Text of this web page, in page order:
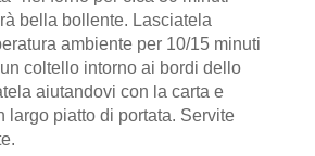
bella bollente. Lasciatela
ambiente per 10/15 minuti
coltello intorno ai bordi dello
aiutandovi con la carta e
largo piatto di portata. Servite